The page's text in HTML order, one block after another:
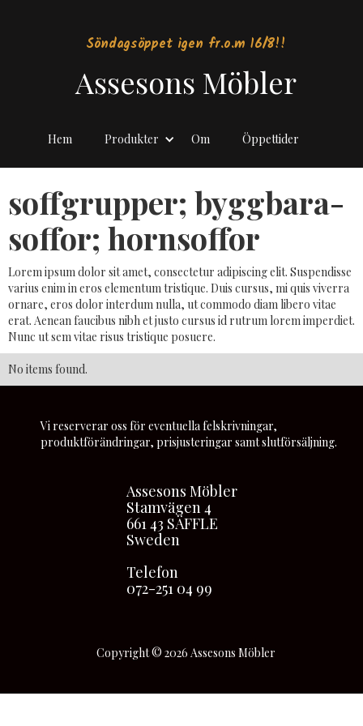
Söndagsöppet igen fr.o.m 16/8!!
Assesons Möbler
Hem Produkter Om Öppettider
soffgrupper; byggbara-
soffor; hornsoffor
Lorem ipsum dolor sit amet, consectetur adipiscing elit. Suspendisse
varius enim in eros elementum tristique. Duis cursus, mi quis viverra
ornare, eros dolor interdum nulla, ut commodo diam libero vitae
erat. Aenean faucibus nibh et justo cursus id rutrum lorem imperdiet.
Nunc ut sem vitae risus tristique posuere.
No items found.
Vi reserverar oss för eventuella felskrivningar,
produktförändringar, prisjusteringar samt slutförsäljning.
Assesons Möbler
Stamvägen 4
661 43 SÄFFLE
Sweden
Telefon
072-251 04 99
Copyright © 2026 Assesons Möbler